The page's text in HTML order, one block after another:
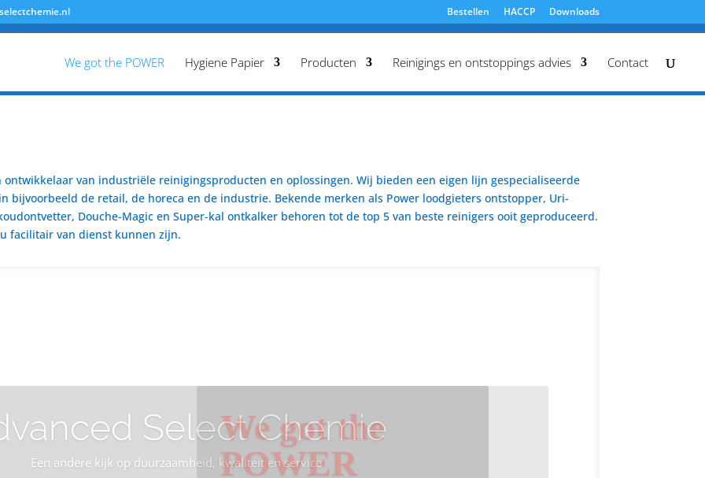
Bestellen HACCP Downloads
We got the POWER Hygiene Papier Producten Reinigings en ontstoppings advies Contact
ontwikkelaar van industriële reinigingsproducten en oplossingen. Wij bieden een eigen lijn gespecialiseerde
bijvoorbeeld de retail, de horeca en de industrie. Bekende merken als Power loodgieters ontstopper, Uri-
Douche-Magic en Super-kal ontkalker behoren tot de top 5 van beste reinigers ooit geproduceerd.
facilitair van dienst kunnen zijn.
Select Chemie
Een andere kijk op duurzaamheid, kwaliteit en service
We got the
POWER